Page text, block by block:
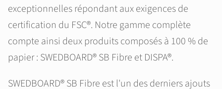
exceptionnelles répondant aux exigences de
certification du FSC®. Notre gamme complète
compte ainsi deux produits composés à 100 % de
papier : SWEDBOARD® SB Fibre et DISPA®.
SWEDBOARD® SB Fibre est l'un des derniers ajouts